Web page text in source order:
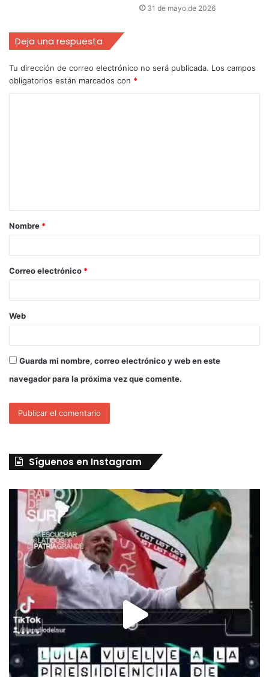
31 de mayo de 2026
Deja una respuesta
Tu dirección de correo electrónico no será publicada. Los campos
obligatorios están marcados con *
Nombre *
Correo electrónico *
Web
Guarda mi nombre, correo electrónico y web en este
navegador para la próxima vez que comente.
Síguenos en Instagram